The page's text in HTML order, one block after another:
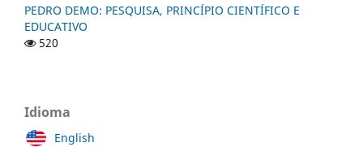
PEDRO DEMO: PESQUISA, PRINCÍPIO CIENTÍFICO E
EDUCATIVO
520
Idioma
English